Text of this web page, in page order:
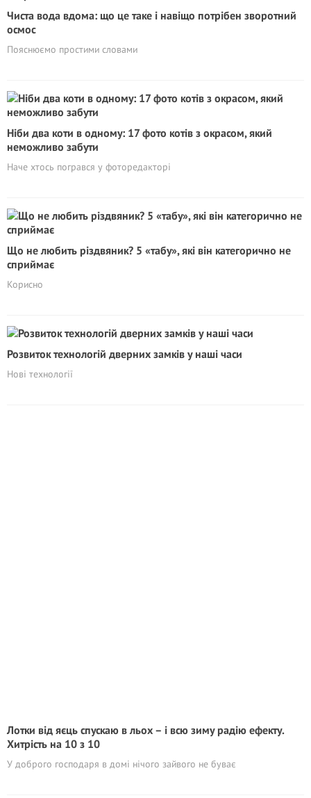
Чиста вода вдома: що це таке і навіщо потрібен зворотний
осмос
Пояснюємо простими словами
Ніби два коти в одному: 17 фото котів з окрасом, який
неможливо забути
Наче хтось погрався у фоторедакторі
Що не любить різдвяник? 5 «табу», які він категорично не
сприймає
Корисно
Розвиток технологій дверних замків у наші часи
Нові технології
Лотки від яєць спускаю в льох – і всю зиму радію ефекту.
Хитрість на 10 з 10
У доброго господаря в домі нічого зайвого не буває